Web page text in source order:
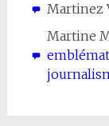
Martinez
Martine